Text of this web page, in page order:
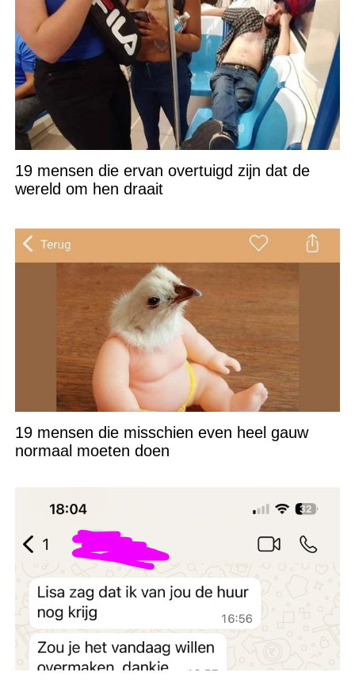
19 mensen die ervan overtuigd zijn dat de
wereld om hen draait
19 mensen die misschien even heel gauw
normaal moeten doen